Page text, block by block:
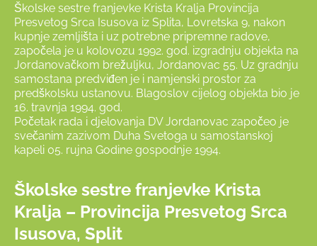
Školske sestre franjevke Krista Kralja Provincija
Presvetog Srca Isusova iz Splita, Lovretska 9, nakon
kupnje zemljišta i uz potrebne pripremne radove,
započela je u kolovozu 1992. god. izgradnju objekta na
Jordanovačkom brežuljku, Jordanovac 55. Uz gradnju
samostana predviđen je i namjenski prostor za
predškolsku ustanovu. Blagoslov cijelog objekta bio je
16. travnja 1994. god.
Početak rada i djelovanja DV Jordanovac započeo je
svečanim zazivom Duha Svetoga u samostanskoj
kapeli 05. rujna Godine gospodnje 1994.
Školske sestre franjevke Krista
Kralja – Provincija Presvetog Srca
Isusova, Split